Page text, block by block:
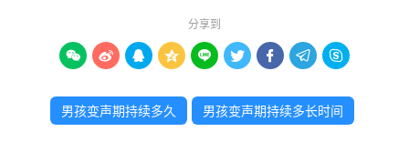
分享到
        
男孩变声期持续多久 男孩变声期持续多长时间